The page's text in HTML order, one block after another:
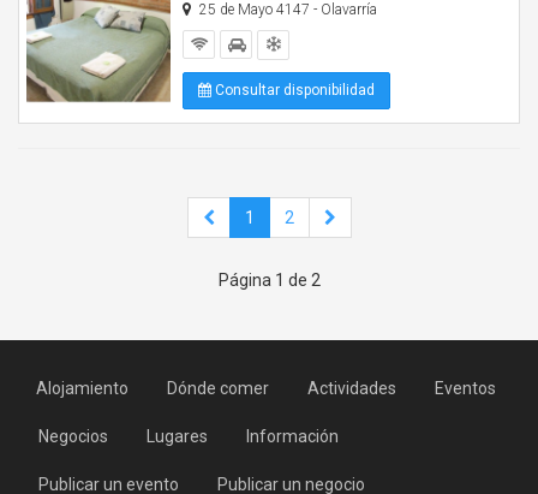
25 de Mayo 4147 - Olavarría
Consultar disponibilidad
1 2
Página 1 de 2
Alojamiento Dónde comer Actividades Eventos
Negocios Lugares Información
Publicar un evento Publicar un negocio